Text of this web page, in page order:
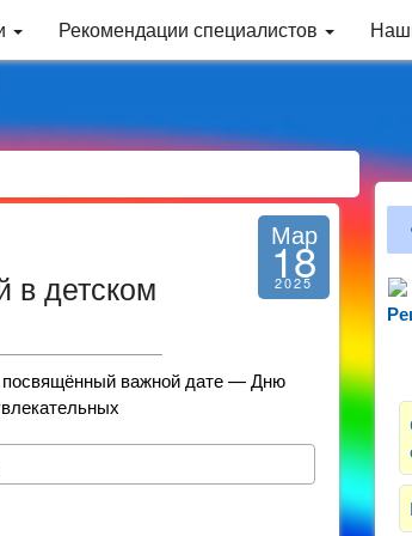
Рекомендации специалистов
в детском
Мар
18
2025
посвящённый важной дате — Дню